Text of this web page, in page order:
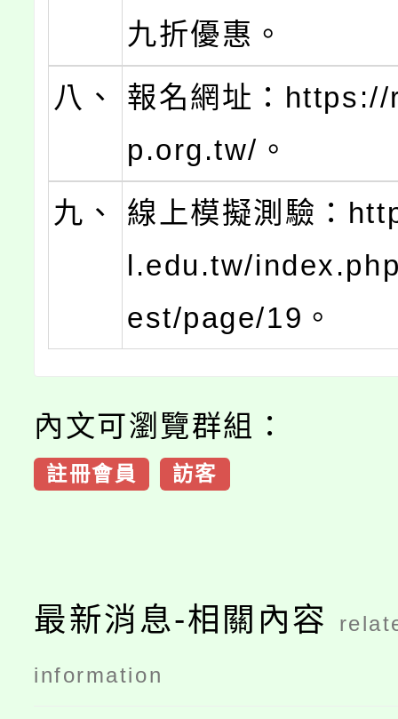
九折優惠。
八、
報名網址：
p.org.tw/。
九、
線上模擬測驗：
l.edu.tw/
est/page/19。
內文可瀏覽群組：
註冊會員 訪客
最新消息-相關內容
information